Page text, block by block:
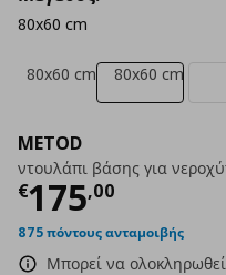
METOD
ντουλάπι βάσης για
€175,00
Τρέχουσα
875 πόντους ανταμοιβής
Μπορεί να
80x60 cm
80x60 cm 80x60 cm